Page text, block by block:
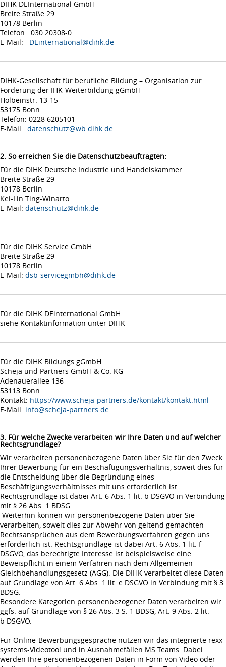
DIHK DEInternational GmbH
Breite Straße 29
10178 Berlin
Telefon: 030 20308-0
E-Mail: DEinternational@dihk.de
DIHK-Gesellschaft für berufliche Bildung – Organisation zur
Förderung der IHK-Weiterbildung gGmbH
Holbeinstr. 13-15
53175 Bonn
Telefon: 0228 6205101
E-Mail: datenschutz@wb.dihk.de
2. So erreichen Sie die Datenschutzbeauftragten:
Für die DIHK Deutsche Industrie und Handelskammer
Breite Straße 29
10178 Berlin
Kei-Lin Ting-Winarto
E-Mail: datenschutz@dihk.de
Für die DIHK Service GmbH
Breite Straße 29
10178 Berlin
E-Mail: dsb-servicegmbh@dihk.de
Für die DIHK DEinternational GmbH
siehe Kontaktinformation unter DIHK
Für die DIHK Bildungs gGmbH
Scheja und Partners GmbH & Co. KG
Adenauerallee 136
53113 Bonn
Kontakt: https://www.scheja-partners.de/kontakt/kontakt.html
E-Mail: info@scheja-partners.de
3. Für welche Zwecke verarbeiten wir Ihre Daten und auf welcher
Rechtsgrundlage?
Wir verarbeiten personenbezogene Daten über Sie für den Zweck
Ihrer Bewerbung für ein Beschäftigungsverhältnis, soweit dies für
die Entscheidung über die Begründung eines
Beschäftigungsverhältnisses mit uns erforderlich ist.
Rechtsgrundlage ist dabei Art. 6 Abs. 1 lit. b DSGVO in Verbindung
mit § 26 Abs. 1 BDSG.
Weiterhin können wir personenbezogene Daten über Sie
verarbeiten, soweit dies zur Abwehr von geltend gemachten
Rechtsansprüchen aus dem Bewerbungsverfahren gegen uns
erforderlich ist. Rechtsgrundlage ist dabei Art. 6 Abs. 1 lit. f
DSGVO, das berechtigte Interesse ist beispielsweise eine
Beweispflicht in einem Verfahren nach dem Allgemeinen
Gleichbehandlungsgesetz (AGG). Die DIHK verarbeitet diese Daten
auf Grundlage von Art. 6 Abs. 1 lit. e DSGVO in Verbindung mit § 3
BDSG.
Besondere Kategorien personenbezogener Daten verarbeiten wir
ggfs. auf Grundlage von § 26 Abs. 3 S. 1 BDSG, Art. 9 Abs. 2 lit.
b DSGVO.
Für Online-Bewerbungsgespräche nutzen wir das integrierte rexx
systems-Videotool und in Ausnahmefällen MS Teams. Dabei
werden Ihre personenbezogenen Daten in Form von Video oder